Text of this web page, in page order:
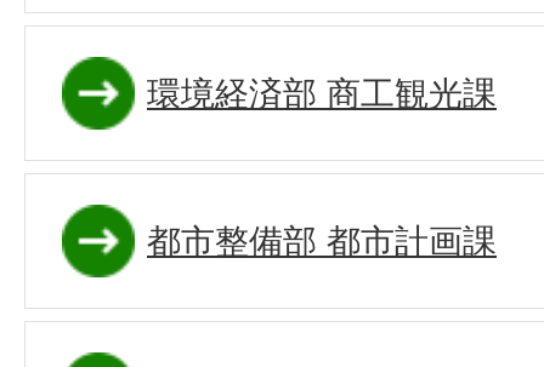
環境経済部 商工観光課
都市整備部 都市計画課